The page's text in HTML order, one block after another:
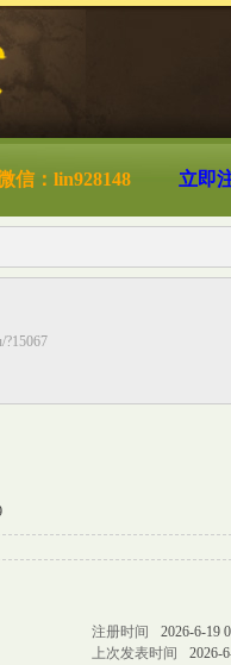
信：lin928148 立即
?15067
注册时间
2026-6-19
上次发表时间 2026-